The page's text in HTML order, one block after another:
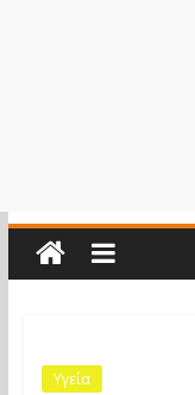
Υγεία